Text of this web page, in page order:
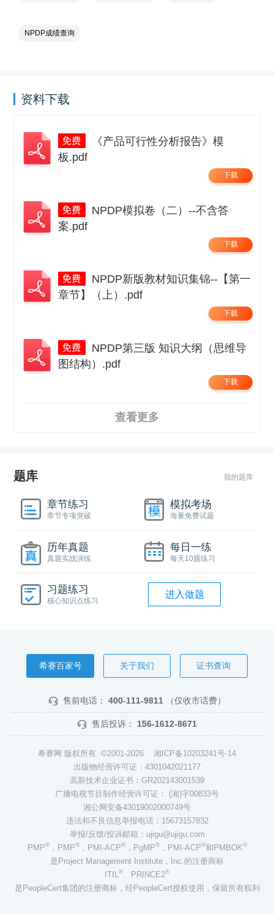
NPDP成绩查询
资料下载
板.pdf
下载
案.pdf
下载
章节】（上）.pdf
下载
图结构）.pdf
下载
查看更多
题库 我的题库
章节练习
章节专项突破
模拟考场
海量免费试题
历年真题
真题实战演练
每日一练
每天10题练习
习题练习
核心知识点练习
进入做题
希赛百家号 关于我们 证书查询
售前电话： 400-111-9811 （仅收市话费）
售后投诉： 156-1612-8671
希赛网 版权所有 ©2001-2026 湘ICP备10203241号-14
出版物经营许可证：4301042021177
高新技术企业证书：GR202143001539
广播电视节目制作经营许可证： (湘)字00833号
湘公网安备43019002000749号
违法和不良信息举报电话：15673157832
举报/反馈/投诉邮箱：ujigu@ujigu.com
PMP®，PMP®，PMI-ACP®，PgMP®，PMI-ACP®和PMBOK®
是Project Management Institute，Inc.的注册商标
ITIL
® 、PRINCE2®
是PeopleCert集团的注册商标，经PeopleCert授权使用，保留所有权利